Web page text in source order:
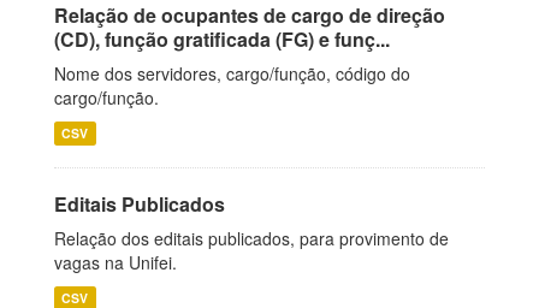
Relação de ocupantes de cargo de direção
(CD), função gratificada (FG) e funç...
Nome dos servidores, cargo/função, código do
cargo/função.
CSV
Editais Publicados
Relação dos editais publicados, para provimento de
vagas na Unifei.
CSV